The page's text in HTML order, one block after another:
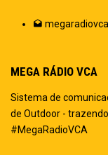
MEGA RÁDIO VCA
Sistema de
de Outdoor -
#MegaRadioVCA